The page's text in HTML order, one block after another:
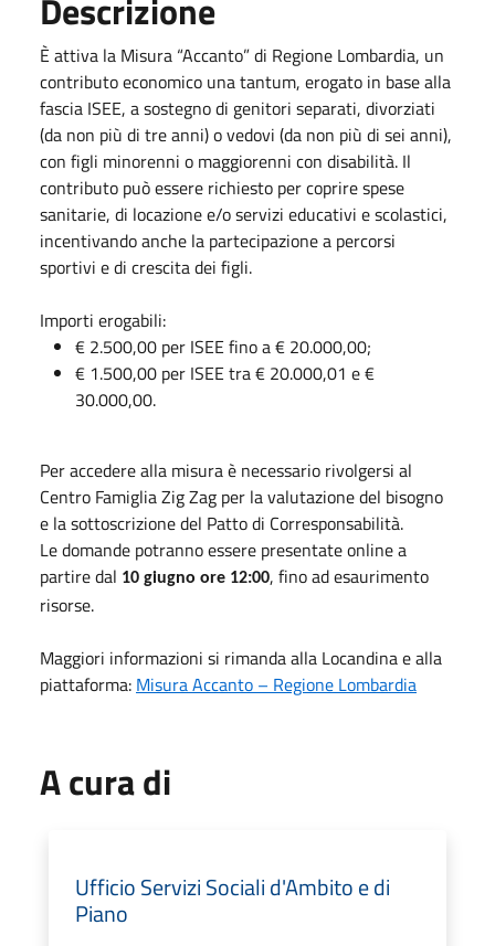
Descrizione
È attiva la Misura “Accanto” di Regione Lombardia, un
contributo economico una tantum, erogato in base alla
fascia ISEE, a sostegno di genitori separati, divorziati
(da non più di tre anni) o vedovi (da non più di sei anni),
con figli minorenni o maggiorenni con disabilità. Il
contributo può essere richiesto per coprire spese
sanitarie, di locazione e/o servizi educativi e scolastici,
incentivando anche la partecipazione a percorsi
sportivi e di crescita dei figli.
Importi erogabili:
€ 2.500,00 per ISEE fino a € 20.000,00;
€ 1.500,00 per ISEE tra € 20.000,01 e €
30.000,00.
Per accedere alla misura è necessario rivolgersi al
Centro Famiglia Zig Zag per la valutazione del bisogno
e la sottoscrizione del Patto di Corresponsabilità.
Le domande potranno essere presentate online a
partire dal 10 giugno ore 12:00, fino ad esaurimento
risorse.
Maggiori informazioni si rimanda alla Locandina e alla
piattaforma: Misura Accanto – Regione Lombardia
A cura di
Ufficio Servizi Sociali d'Ambito e di
Piano